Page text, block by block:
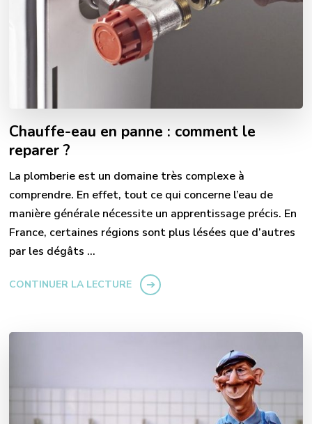
Chauffe-eau en panne : comment le
reparer ?
La plomberie est un domaine très complexe à
comprendre. En effet, tout ce qui concerne l’eau de
manière générale nécessite un apprentissage précis. En
France, certaines régions sont plus lésées que d’autres
par les dégâts …
CONTINUER LA LECTURE